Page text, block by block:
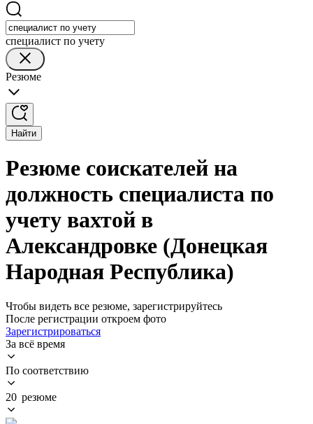
специалист по учету
Резюме
Найти
Резюме соискателей на
должность специалиста по
учету вахтой в
Александровке (Донецкая
Народная Республика)
Чтобы видеть все резюме, зарегистрируйтесь
После регистрации откроем фото
Зарегистрироваться
За всё время
По соответствию
20 резюме